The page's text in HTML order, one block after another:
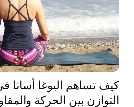
كيف تساهم اليوغا أسانا
التوازن بين الحركة